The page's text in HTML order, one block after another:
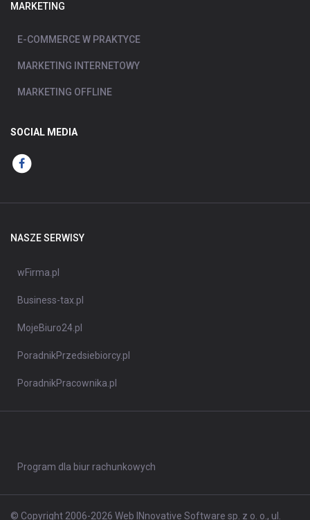
MARKETING
E-COMMERCE W PRAKTYCE
MARKETING INTERNETOWY
MARKETING OFFLINE
SOCIAL MEDIA
NASZE SERWISY
wFirma.pl
Business-tax.pl
MojeBiuro24.pl
PoradnikPrzedsiebiorcy.pl
PoradnikPracownika.pl
Program dla biur rachunkowych
© Copyright 2006-2026 Web INnovative Software sp. z o. o., ul.